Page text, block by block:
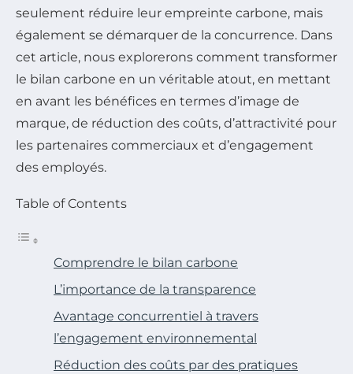
seulement réduire leur empreinte carbone, mais
également se démarquer de la concurrence. Dans
cet article, nous explorerons comment transformer
le bilan carbone en un véritable atout, en mettant
en avant les bénéfices en termes d’image de
marque, de réduction des coûts, d’attractivité pour
les partenaires commerciaux et d’engagement
des employés.
Table of Contents
Comprendre le bilan carbone
L’importance de la transparence
Avantage concurrentiel à travers
l’engagement environnemental
Réduction des coûts par des pratiques